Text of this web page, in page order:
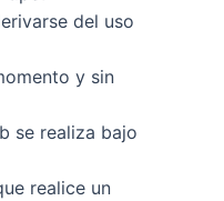
del uso
y sin
se realiza bajo
realice un